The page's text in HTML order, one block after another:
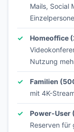
Mails, Social
Homeoffice
Nutzung
Familien
mit 4K-
Power-User
Reserven für